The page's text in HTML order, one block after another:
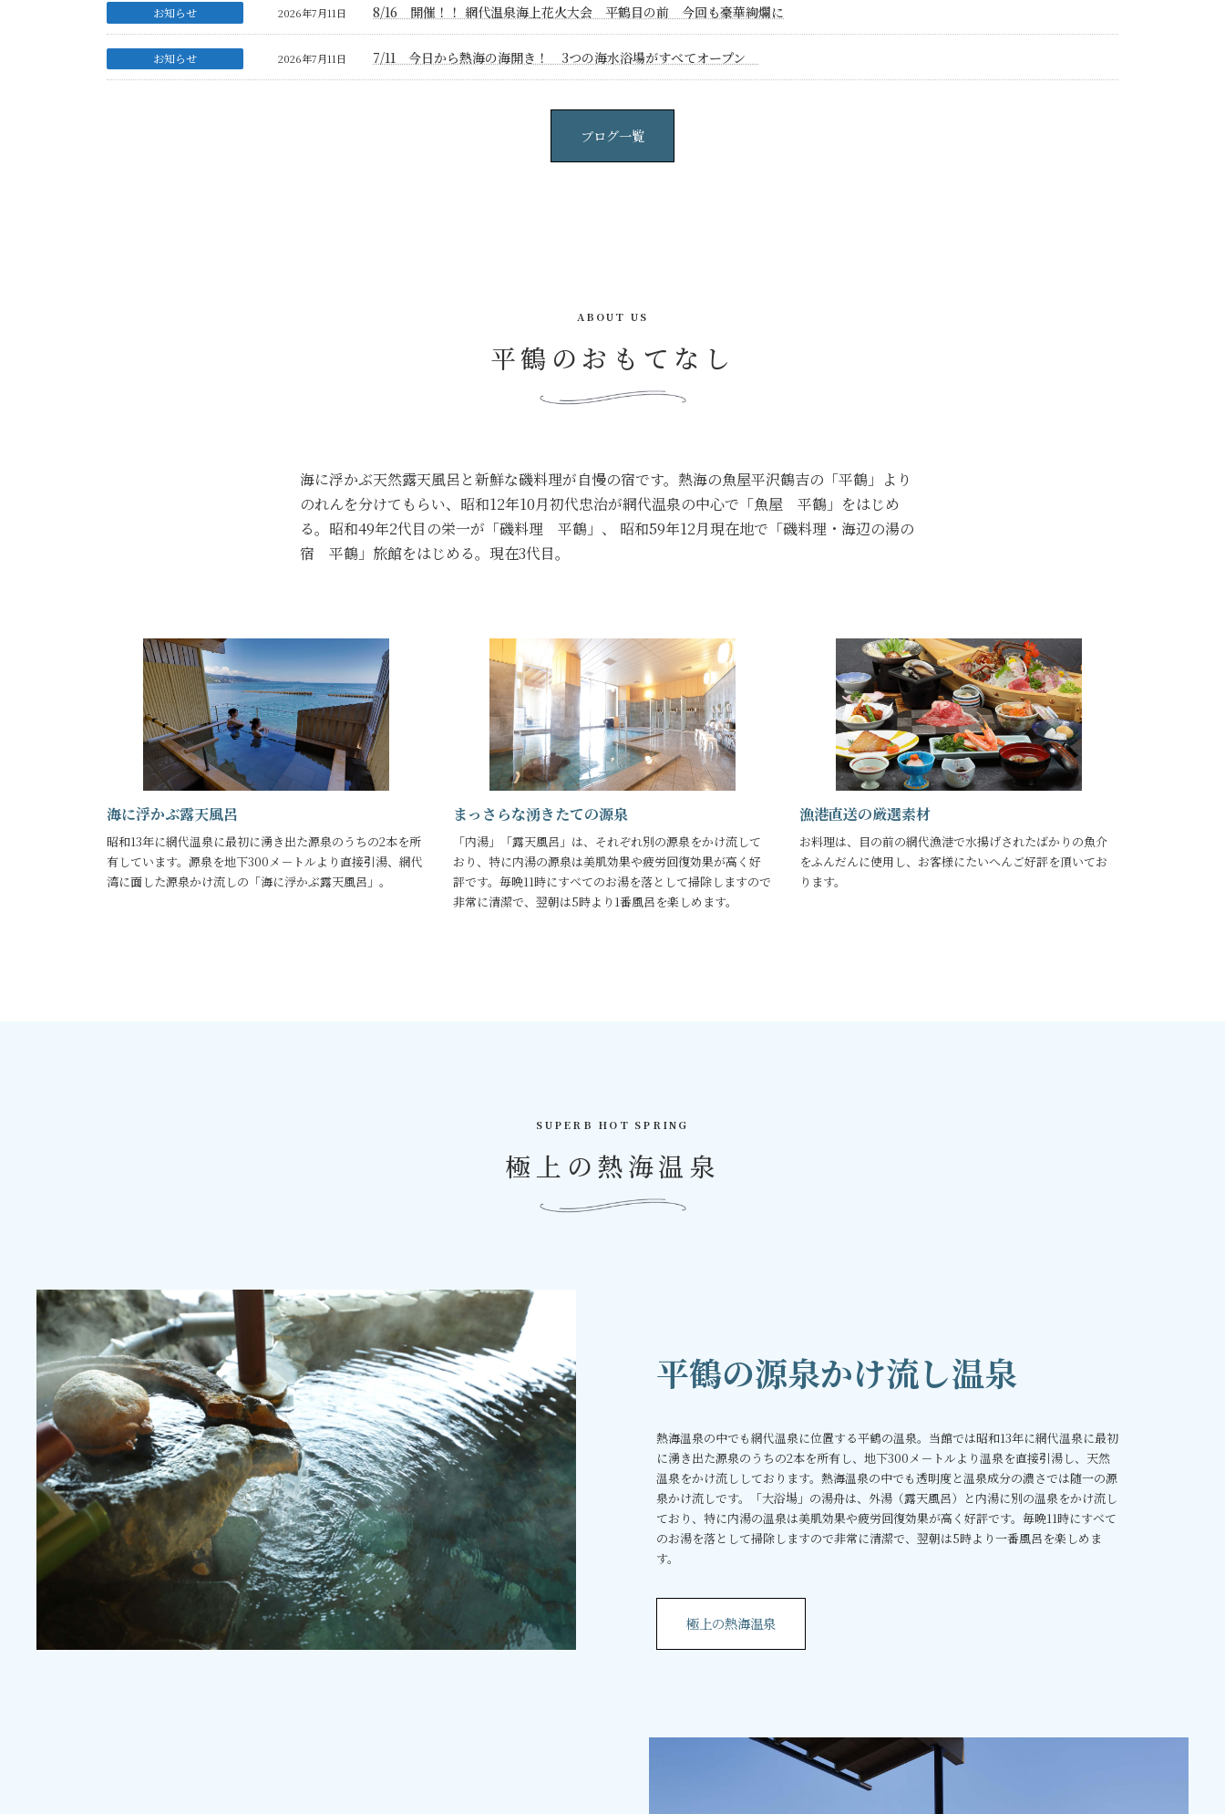
2026年7月11日
お知らせ 8/16 開催！！ 網代温泉海上花火大会 平鶴目の前 今回も豪華絢爛に
2026年7月11日
お知らせ 7/11 今日から熱海の海開き！ 3つの海水浴場がすべてオープン
ブログ一覧
平鶴のおもてなし
ABOUT US
海に浮かぶ天然露天風呂と新鮮な磯料理が自慢の宿です。熱海の魚屋平沢鶴吉の「平鶴」より
のれんを分けてもらい、昭和12年10月初代忠治が網代温泉の中心で「魚屋 平鶴」をはじめ
る。昭和49年2代目の栄一が「磯料理 平鶴」、 昭和59年12月現在地で「磯料理・海辺の湯の
宿 平鶴」旅館をはじめる。現在3代目。
海に浮かぶ露天風呂
昭和13年に網代温泉に最初に湧き出た源泉のうちの2本を所
有しています。源泉を地下300メ－トルより直接引湯、網代
湾に面した源泉かけ流しの「海に浮かぶ露天風呂」。
まっさらな湧きたての源泉
「内湯」「露天風呂」は、それぞれ別の源泉をかけ流して
おり、特に内湯の源泉は美肌効果や疲労回復効果が高く好
評です。毎晩11時にすべてのお湯を落として掃除しますので
非常に清潔で、翌朝は5時より1番風呂を楽しめます。
漁港直送の厳選素材
お料理は、目の前の網代漁港で水揚げされたばかりの魚介
をふんだんに使用し、お客様にたいへんご好評を頂いてお
ります。
極上の熱海温泉
SUPERB HOT SPRING
平鶴の源泉かけ流し温泉
熱海温泉の中でも網代温泉に位置する平鶴の温泉。当館では昭和13年に網代温泉に最初
に湧き出た源泉のうちの2本を所有し、地下300メ－トルより温泉を直接引湯し、天然
温泉をかけ流ししております。熱海温泉の中でも透明度と温泉成分の濃さでは随一の源
泉かけ流しです。「大浴場」の湯舟は、外湯（露天風呂）と内湯に別の温泉をかけ流し
ており、特に内湯の温泉は美肌効果や疲労回復効果が高く好評です。毎晩11時にすべて
のお湯を落として掃除しますので非常に清潔で、翌朝は5時より一番風呂を楽しめま
す。
極上の熱海温泉